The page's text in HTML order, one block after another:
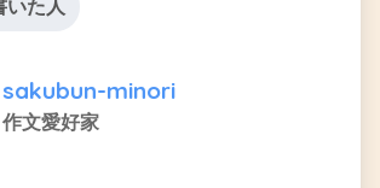
いた人
sakubun-minori
作文愛好家